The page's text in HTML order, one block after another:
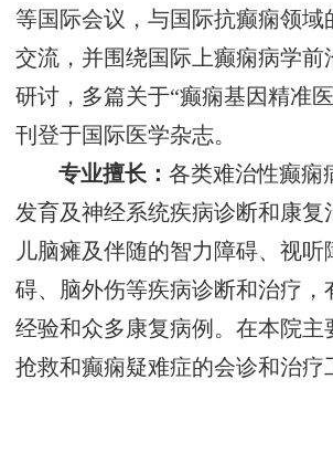
等国际会议，与国际抗癫痫领域
交流，并围绕国际上癫痫病学前
研讨，多篇关于“癫痫基因精准
刊登于国际医学杂志。
专业擅长：各类难治性癫痫
发育及神经系统疾病诊断和康复
儿脑瘫及伴随的智力障碍、视听
碍、脑外伤等疾病诊断和治疗，
经验和众多康复病例。在本院主
抢救和癫痫疑难症的会诊和治疗